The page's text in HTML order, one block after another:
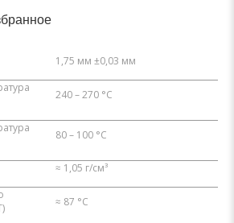
1,75 мм ±0,03 мм
240 – 270 °C
80 – 100 °C
≈ 1,05 г/см³
≈ 87 °C